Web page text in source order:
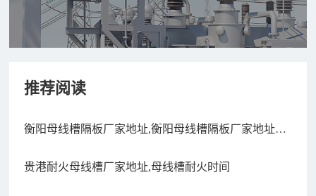
推荐阅读
衡阳母线槽隔板厂家地址,衡阳母线槽隔板厂家地址电
贵港耐火母线槽厂家地址,母线槽耐火时间